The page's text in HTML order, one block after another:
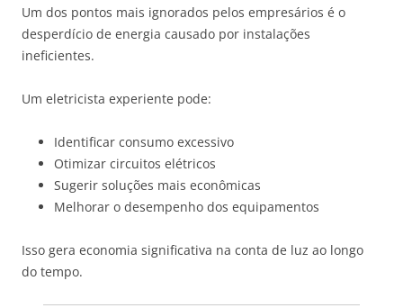
Um dos pontos mais ignorados pelos empresários é o
desperdício de energia causado por instalações
ineficientes.
Um eletricista experiente pode:
Identificar consumo excessivo
Otimizar circuitos elétricos
Sugerir soluções mais econômicas
Melhorar o desempenho dos equipamentos
Isso gera economia significativa na conta de luz ao longo
do tempo.